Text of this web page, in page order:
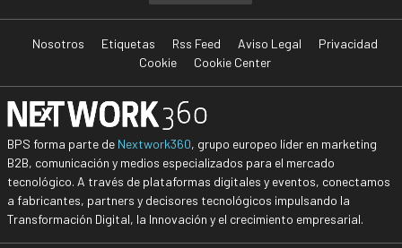
Nosotros Etiquetas Rss Feed Aviso Legal
Privacidad
Cookie
Cookie Center
BPS forma parte de Nextwork360, grupo europeo líder en marketing
B2B, comunicación y medios especializados para el mercado
tecnológico. A través de plataformas digitales y eventos, conectamos
a fabricantes, partners y decisores tecnológicos impulsando la
Transformación Digital, la Innovación y el crecimiento empresarial.